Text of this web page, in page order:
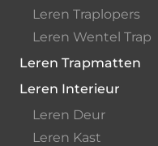
Leren Traplopers
Leren Wentel Trap
Leren Trapmatten
Leren Interieur
Leren Deur
Leren Kast